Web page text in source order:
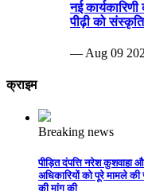
नई
पीढ़ी को
— Aug 09
क्राइम
Breaking news
पीड़ित दंपत्ति नरेश
अधिकारियों को पूरे मामले
की मांग की